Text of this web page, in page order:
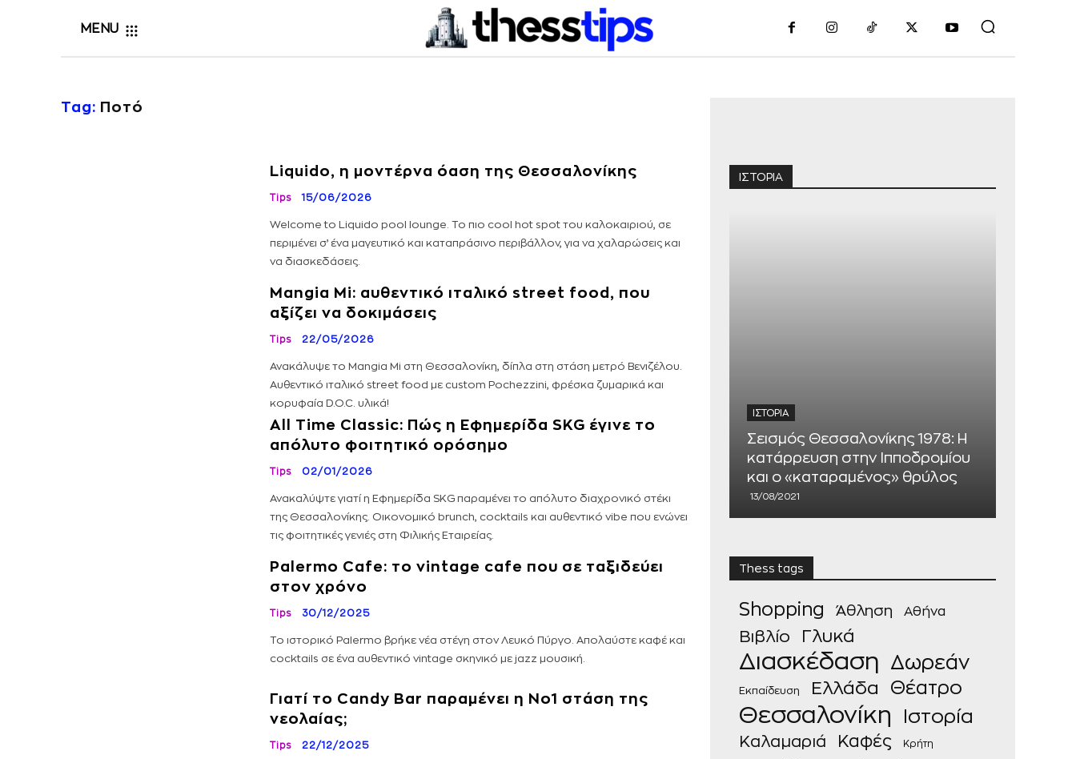
MENU
Tag: Ποτό
Liquido, η μοντέρνα όαση της Θεσσαλονίκης
Tips 15/06/2026
Welcome to Liquido pool lounge. Το πιο cool hot spot του καλοκαιριού, σε
περιμένει σ’ ένα μαγευτικό και καταπράσινο περιβάλλον, για να χαλαρώσεις και
να διασκεδάσεις.
Mangia Mi: αυθεντικό ιταλικό street food, που
αξίζει να δοκιμάσεις
Tips 22/05/2026
Ανακάλυψε το Mangia Mi στη Θεσσαλονίκη, δίπλα στη στάση μετρό Βενιζέλου.
Αυθεντικό ιταλικό street food με custom Pochezzini, φρέσκα ζυμαρικά και
κορυφαία D.O.C. υλικά!
All Time Classic: Πώς η Εφημερίδα SKG έγινε το
απόλυτο φοιτητικό ορόσημο
Tips 02/01/2026
Ανακαλύψτε γιατί η Εφημερίδα SKG παραμένει το απόλυτο διαχρονικό στέκι
της Θεσσαλονίκης. Οικονομικό brunch, cocktails και αυθεντικό vibe που ενώνει
τις φοιτητικές γενιές στη Φιλικής Εταιρείας.
Palermo Cafe: το vintage cafe που σε ταξιδεύει
στον χρόνο
Tips 30/12/2025
Το ιστορικό Palermo βρήκε νέα στέγη στον Λευκό Πύργο. Απολαύστε καφέ και
cocktails σε ένα αυθεντικό vintage σκηνικό με jazz μουσική.
Γιατί το Candy Bar παραμένει η Νο1 στάση της
νεολαίας;
Tips 22/12/2025
ΙΣΤΟΡΙΑ
ΙΣΤΟΡΊΑ
Σεισμός Θεσσαλονίκης 1978: Η
κατάρρευση στην Ιπποδρομίου
και ο «καταραμένος» θρύλος
13/08/2021
Thess tags
Shopping Άθληση Αθήνα
Βιβλίο Γλυκά
Διασκέδαση Δωρεάν
Εκπαίδευση Ελλάδα Θέατρο
Θεσσαλονίκη Ιστορία
Καλαμαριά Καφές Κρήτη